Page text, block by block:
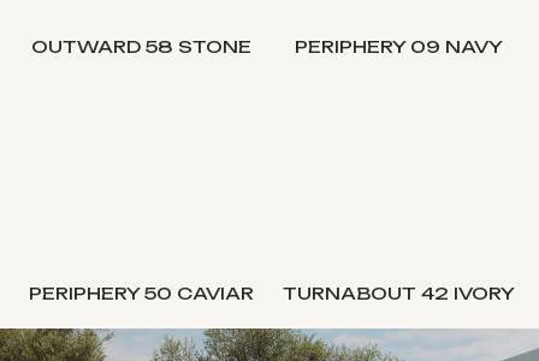
OUTWARD 58 STONE PERIPHERY 09 NAVY
PERIPHERY 50 CAVIAR TURNABOUT 42 IVORY